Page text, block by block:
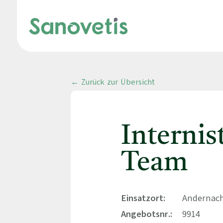
← Zurück zur Übersicht
Team
Einsatzort:
Angebotsnr.:
9914